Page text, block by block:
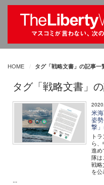
HOME タグ「戦略文書」の記事一
タグ「戦略文書」
米
姿
撃
ト
ら
進め
隊は
戦略
を公
...